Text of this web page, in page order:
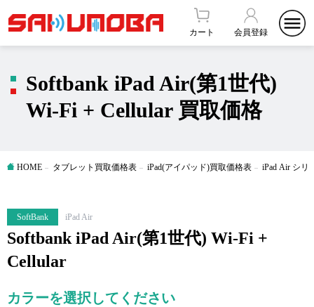
カート 会員登録
Softbank iPad Air(第1世代)
Wi-Fi + Cellular 買取価格
HOME タブレット買取価格表 iPad(アイパッド)買取価格表 iPad Air シリ
SoftBank iPad Air
Softbank iPad Air(第1世代) Wi-Fi +
Cellular
カラーを選択してください